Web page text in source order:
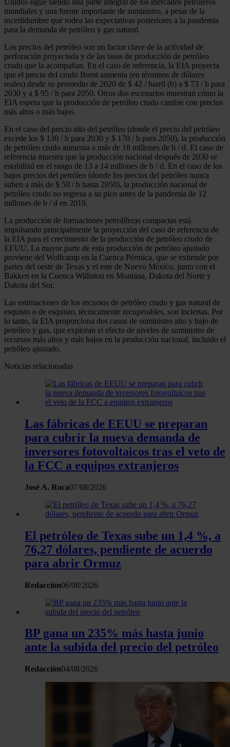
mundiales y una fuente importante de suministro, a pesar de la
incertidumbre que rodea las expectativas posteriores a la pandemia
para la demanda de petróleo y gas natural.
Los precios del petróleo son un factor clave de la actividad de
perforación proyectada y de las tasas de producción de petróleo
crudo que la acompañan. En el caso de referencia, la EIA proyecta
que el precio del crudo Brent aumenta (en términos de dólares
reales) desde su promedio de 2020 de $ 42 / barril (b) a $ 73 / b para
2030 y a $ 95 / b para 2050. Otros dos escenarios muestran cómo la
EIA espera que la producción de petróleo crudo cambie con precios
más altos o más bajos.
En el caso del precio alto del petróleo (donde el precio del petróleo
excede los $ 130 / b para 2030 y $ 170 / b para 2050), la producción
de petróleo crudo aumenta a más de 18 millones de b / d. El caso de
referencia muestra que la producción nacional después de 2030 se
estabilizó en el rango de 13 a 14 millones de b / d. En el caso de los
bajos precios del petróleo (donde los precios del petróleo nunca
suben a más de $ 50 / b hasta 2050), la producción nacional de
petróleo crudo no regresa a su pico antes de la pandemia de 12
millones de b / d en 2019.
La producción de formaciones petrolíferas compactas está
impulsando principalmente la proyección del caso de referencia de
la EIA para el crecimiento de la producción de petróleo crudo de
EEUU. La mayor parte de esta producción de petróleo ajustado
proviene del Wolfcamp en la Cuenca Pérmica, que se extiende por
partes del oeste de Texas y el este de Nuevo México, junto con el
Bakken en la Cuenca Williston en Montana, Dakota del Norte y
Dakota del Sur.
Las estimaciones de los recursos de petróleo crudo y gas natural de
esquisto o de esquisto, técnicamente recuperables, son inciertas. Por
lo tanto, la EIA proporciona dos casos de suministro alto y bajo de
petróleo y gas, que exploran el efecto de niveles de suministro de
recursos más altos y más bajos en la producción nacional, incluido el
petróleo ajustado.
Noticias relacionadas
Las fábricas de EEUU se preparan
para cubrir la nueva demanda de
inversores fotovoltaicos tras el veto de
la FCC a equipos extranjeros
José A. Roca07/08/2026
El petróleo de Texas sube un 1,4 %, a
76,27 dólares, pendiente de acuerdo
para abrir Ormuz
Redacción06/08/2026
BP gana un 235% más hasta junio
ante la subida del precio del petróleo
Redacción04/08/2026